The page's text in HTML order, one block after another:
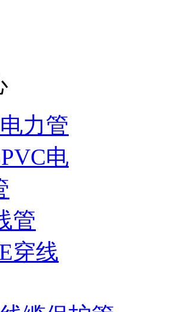
力管
电
管
穿线